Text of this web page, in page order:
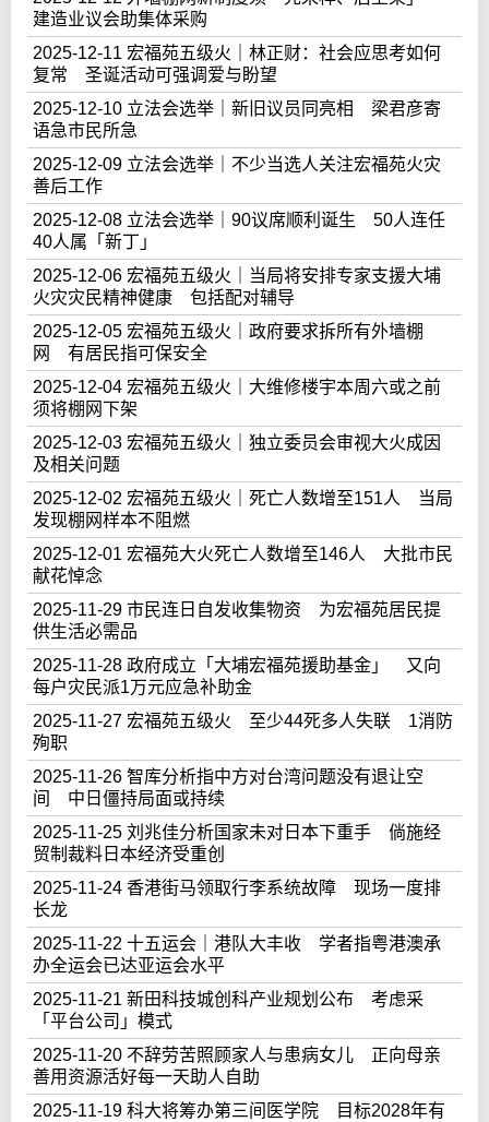
建造业议会助集体采购
2025-12-11 宏福苑五级火｜林正财：社会应思考如何
复常 圣诞活动可强调爱与盼望
2025-12-10 立法会选举｜新旧议员同亮相 梁君彦寄
语急市民所急
2025-12-09 立法会选举｜不少当选人关注宏福苑火灾
善后工作
2025-12-08 立法会选举｜90议席顺利诞生 50人连任
40人属「新丁」
2025-12-06 宏福苑五级火｜当局将安排专家支援大埔
火灾灾民精神健康 包括配对辅导
2025-12-05 宏福苑五级火｜政府要求拆所有外墙棚
网 有居民指可保安全
2025-12-04 宏福苑五级火｜大维修楼宇本周六或之前
须将棚网下架
2025-12-03 宏福苑五级火｜独立委员会审视大火成因
及相关问题
2025-12-02 宏福苑五级火｜死亡人数增至151人 当局
发现棚网样本不阻燃
2025-12-01 宏福苑大火死亡人数增至146人 大批市民
献花悼念
2025-11-29 市民连日自发收集物资 为宏福苑居民提
供生活必需品
2025-11-28 政府成立「大埔宏福苑援助基金」 又向
每户灾民派1万元应急补助金
2025-11-27 宏福苑五级火 至少44死多人失联 1消防
殉职
2025-11-26 智库分析指中方对台湾问题没有退让空
间 中日僵持局面或持续
2025-11-25 刘兆佳分析国家未对日本下重手 倘施经
贸制裁料日本经济受重创
2025-11-24 香港街马领取行李系统故障 现场一度排
长龙
2025-11-22 十五运会｜港队大丰收 学者指粤港澳承
办全运会已达亚运会水平
2025-11-21 新田科技城创科产业规划公布 考虑采
「平台公司」模式
2025-11-20 不辞劳苦照顾家人与患病女儿 正向母亲
善用资源活好每一天助人自助
2025-11-19 科大将筹办第三间医学院 目标2028年有